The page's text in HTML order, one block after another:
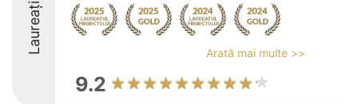
Laureați Arată mai multe >>
9.2